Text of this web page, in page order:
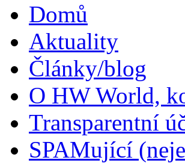
Domů
Aktuality
Články/blog
O HW World,
Transparentní
SPAMující